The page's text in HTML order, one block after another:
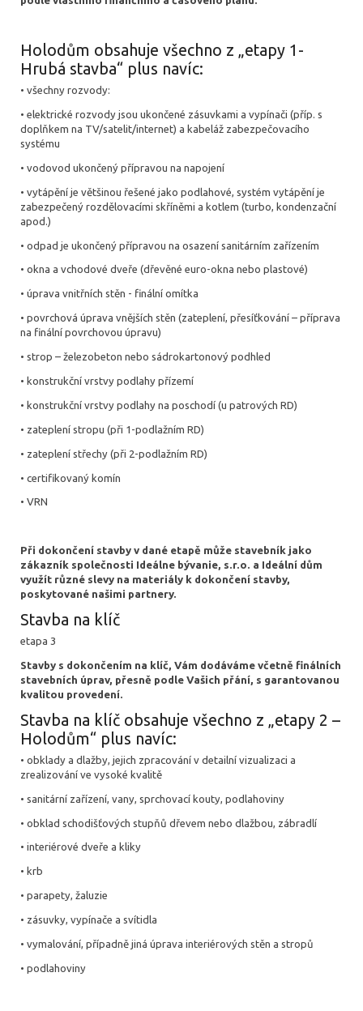
Holodům obsahuje všechno z „etapy 1-
Hrubá stavba“ plus navíc:
• všechny rozvody:
• elektrické rozvody jsou ukončené zásuvkami a vypínači (příp. s
doplňkem na TV/satelit/internet) a kabeláž zabezpečovacího
systému
• vodovod ukončený přípravou na napojení
• vytápění je většinou řešené jako podlahové, systém vytápění je
zabezpečený rozdělovacími skříněmi a kotlem (turbo, kondenzační
apod.)
• odpad je ukončený přípravou na osazení sanitárním zařízením
• okna a vchodové dveře (dřevěné euro-okna nebo plastové)
• úprava vnitřních stěn - finální omítka
• povrchová úprava vnějších stěn (zateplení, přesíťkování – příprava
na finální povrchovou úpravu)
• strop – železobeton nebo sádrokartonový podhled
• konstrukční vrstvy podlahy přízemí
• konstrukční vrstvy podlahy na poschodí (u patrových RD)
• zateplení stropu (při 1-podlažním RD)
• zateplení střechy (při 2-podlažním RD)
• certifikovaný komín
• VRN
Při dokončení stavby v dané etapě může stavebník jako
zákazník společnosti Ideálne bývanie, s.r.o. a Ideální dům
využít různé slevy na materiály k dokončení stavby,
poskytované našimi partnery.
Stavba na klíč
etapa 3
Stavby s dokončením na klíč, Vám dodáváme včetně finálních
stavebních úprav, přesně podle Vašich přání, s garantovanou
kvalitou provedení.
Stavba na klíč obsahuje všechno z „etapy 2 –
Holodům“ plus navíc:
• obklady a dlažby, jejich zpracování v detailní vizualizaci a
zrealizování ve vysoké kvalitě
• sanitární zařízení, vany, sprchovací kouty, podlahoviny
• obklad schodišťových stupňů dřevem nebo dlažbou, zábradlí
• interiérové dveře a kliky
• krb
• parapety, žaluzie
• zásuvky, vypínače a svítidla
• vymalování, případně jiná úprava interiérových stěn a stropů
• podlahoviny